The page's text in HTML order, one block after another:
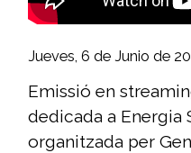
Jueves, 6 de Junio de
Emissió en
dedicada a Energia
organitzada per